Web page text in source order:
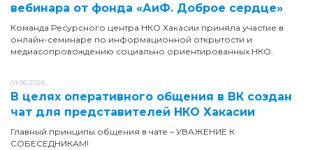
вебинара от фонда «АиФ. Доброе сердце»
Команда Ресурсного центра НКО Хакасии приняла участие в
онлайн-семинаре по информационной открытости и
медиасопровождению социально ориентированных НКО.
01.06.2026
В целях оперативного общения в ВК создан
чат для представителей НКО Хакасии
Главный принципы общения в чате – УВАЖЕНИЕ К
СОБЕСЕДНИКАМ!